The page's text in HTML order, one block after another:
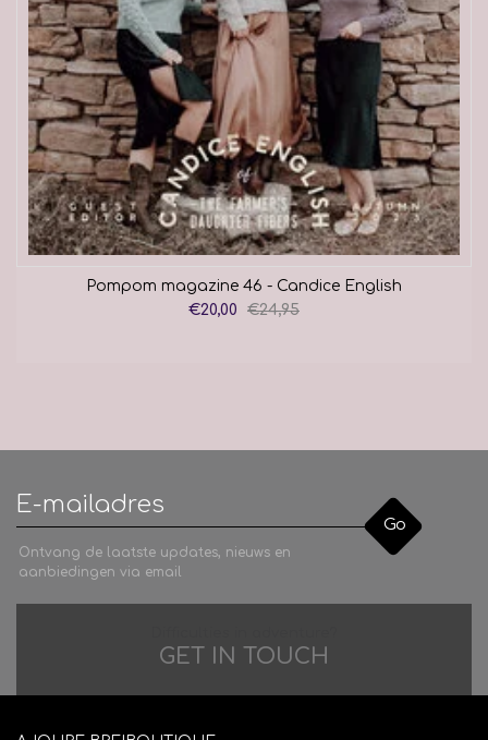
Pompom magazine 46 - Candice English
€20,00
€24,95
Go
Ontvang de laatste updates, nieuws en
aanbiedingen via email
GET IN TOUCH